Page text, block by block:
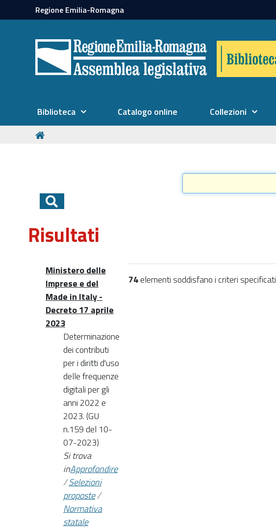
Regione Emilia-Romagna
Biblioteca Catalogo online Collezioni
Risultati
74elementi soddisfano i criteri specificati
Ministero delle
Imprese e del
Made in Italy -
Decreto 17 aprile
2023
Determinazione
dei contributi
per i diritti d'uso
delle frequenze
digitali per gli
anni 2022 e
2023. (GU
n.159 del 10-
07-2023)
Si trova
inApprofondire
/Selezioni
proposte/
Normativa
statale